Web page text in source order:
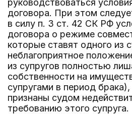
руководствоваться
договора. При этом
в силу п. 3 ст. 42 СК РФ
договора о режиме
которые ставят одного из
неблагоприятное
из супругов полностью
собственности на
супругами в период
признаны судом
требованию этого супруга.